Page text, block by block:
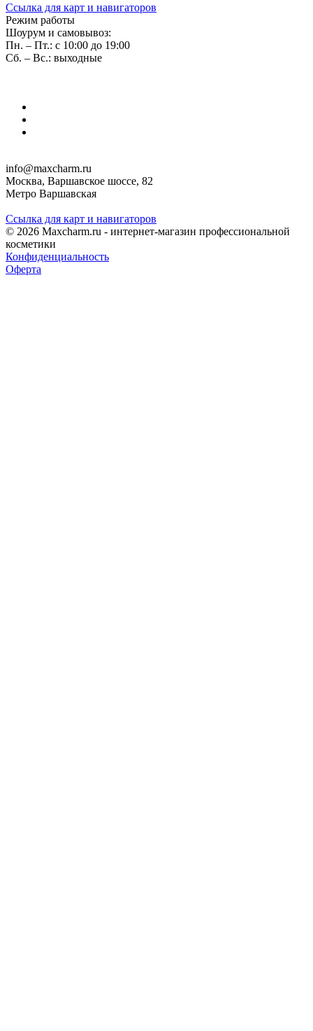
Ссылка для карт и навигаторов
Режим работы
Шоурум и самовывоз:
Пн. – Пт.: с 10:00 до 19:00
Сб. – Вс.: выходные
info@maxcharm.ru
Москва, Варшавское шоссе, 82
Метро Варшавская
Ссылка для карт и навигаторов
© 2026 Maxcharm.ru - интернет-магазин профессиональной
косметики
Конфиденциальность
Оферта